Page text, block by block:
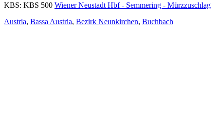
KBS: KBS 500 Wiener Neustadt Hbf - Semmering - Mürzzuschlag
Austria, Bassa Austria, Bezirk Neunkirchen, Buchbach